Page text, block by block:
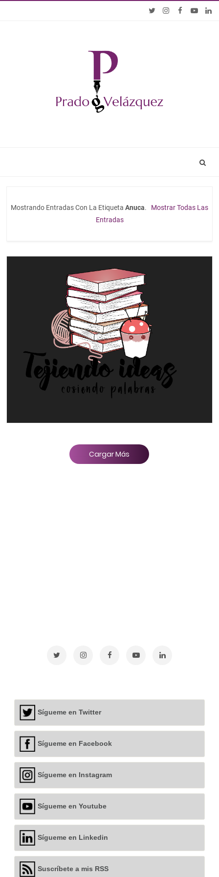
Mostrando Entradas Con La EtiquetaAnuca.
Mostrar Todas Las
Entradas
Cargar Más
Sígueme en Twitter
Sígueme en Facebook
Sígueme en Instagram
Sígueme en Youtube
Sígueme en Linkedin
Suscríbete a mis RSS